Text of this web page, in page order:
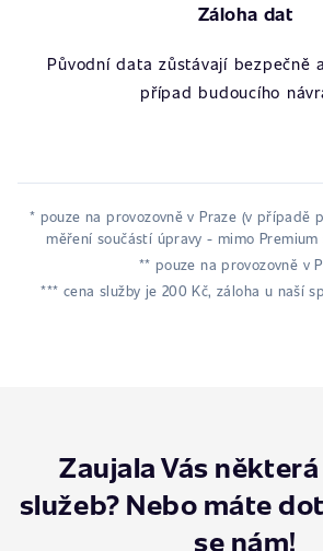
Záloha dat
Původní data zůstávají bezpečně
případ budoucího
* pouze na provozovně v Praze (v případě
měření součástí úpravy - mimo Premium
** pouze na provozovně v
*** cena služby je 200 Kč, záloha u naší
Zaujala Vás
služeb? Nebo máte
se nám!